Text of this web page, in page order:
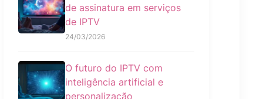
de assinatura em serviços
de IPTV
24/03/2026
O futuro do IPTV com
inteligência artificial e
personalização